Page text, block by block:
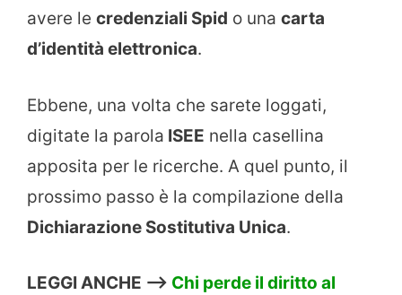
avere le credenziali Spid o una carta
d’identità elettronica.
Ebbene, una volta che sarete loggati,
digitate la parola ISEE nella casellina
apposita per le ricerche. A quel punto, il
prossimo passo è la compilazione della
Dichiarazione Sostitutiva Unica.
LEGGI ANCHE –> Chi perde il diritto al